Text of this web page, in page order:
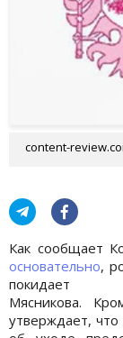
content-
Как сообщает
основательно,
покидает
Мясникова.
утверждает,